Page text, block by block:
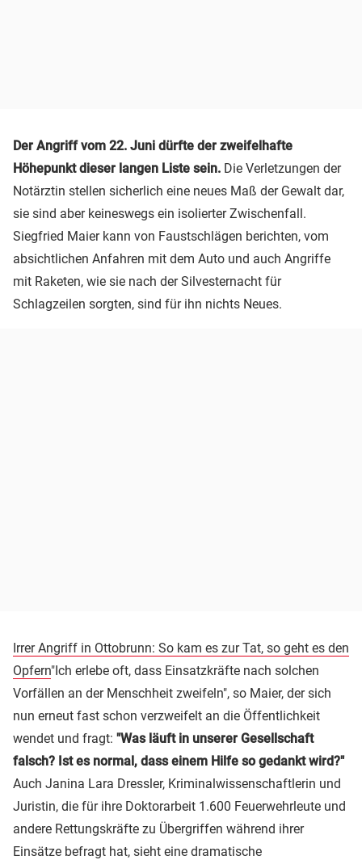
Der Angriff vom 22. Juni dürfte der zweifelhafte
Höhepunkt dieser langen Liste sein. Die Verletzungen der
Notärztin stellen sicherlich eine neues Maß der Gewalt dar,
sie sind aber keineswegs ein isolierter Zwischenfall.
Siegfried Maier kann von Faustschlägen berichten, vom
absichtlichen Anfahren mit dem Auto und auch Angriffe
mit Raketen, wie sie nach der Silvesternacht für
Schlagzeilen sorgten, sind für ihn nichts Neues.
Irrer Angriff in Ottobrunn: So kam es zur Tat, so geht es den
Opfern"Ich erlebe oft, dass Einsatzkräfte nach solchen
Vorfällen an der Menschheit zweifeln", so Maier, der sich
nun erneut fast schon verzweifelt an die Öffentlichkeit
wendet und fragt: "Was läuft in unserer Gesellschaft
falsch? Ist es normal, dass einem Hilfe so gedankt wird?"
Auch Janina Lara Dressler, Kriminalwissenschaftlerin und
Juristin, die für ihre Doktorarbeit 1.600 Feuerwehrleute und
andere Rettungskräfte zu Übergriffen während ihrer
Einsätze befragt hat, sieht eine dramatische